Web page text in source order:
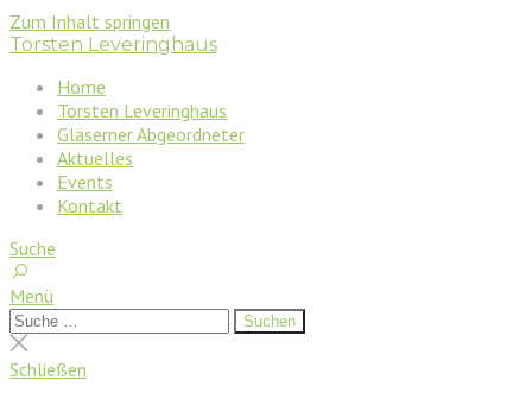
Zum Inhalt springen
Torsten Leveringhaus
Home
Torsten Leveringhaus
Gläserner Abgeordneter
Aktuelles
Events
Kontakt
Suche
Menü
Suchen
nach:
Suchen
Suche
schließen
Schließen